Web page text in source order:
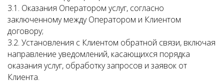
3.1. Оказания Оператором услуг, согласно
заключенному между Оператором и Клиентом
договору;
3.2. Установления с Клиентом обратной связи, включая
направление уведомлений, касающихся порядка
оказания услуг, обработку запросов и заявок от
Клиента.